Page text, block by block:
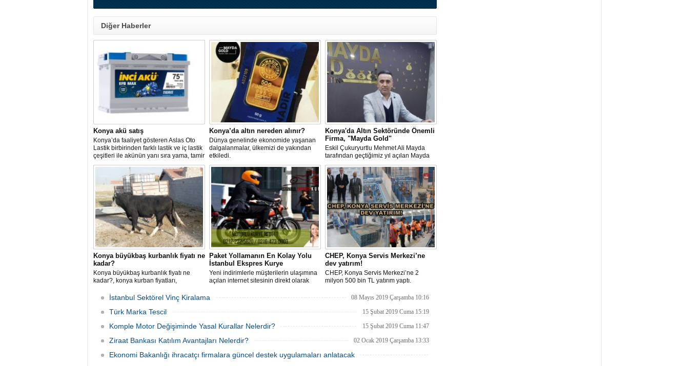
Diğer Haberler
Konya akü satış
Konya’da faaliyet gösteren Aslas Oto
Lastik birbirinden farklı lastik ve iç lastik
çeşitleri ile akünün yanı sıra yama, tamir
malzemeleriyle hizmet veriyor.
Konya’da altın nereden alınır?
Dünya genelinde ekonomide yaşanan
dalgalanmalar, ülkemizi de yakından
etkiledi.
Konya'da Altın Sektöründe Önemli
Firma, "Mayda Gold"
​​​​​​​Eskil Çukuryurtlu Mehmet Ali Mayda
tarafından geçtiğimiz yıl açılan Mayda
Gold Konya'da altın ve ziynet
eşyalarında toptan ve perakende
satışlarında önemli bir merkez haline
geldi.
Konya büyükbaş kurbanlık fiyatı ne
kadar?
Konya büyükbaş kurbanlık fiyatı ne
kadar?, konya kurban fiyatları,
kurbanlık fiyatları ne kadar? konya
kurbanlık fiyatları ne?, konya düve
fiyatları ne kadar?
Paket Yollamanın En Kolay Yolu
İstanbul Ekspres Kurye
Yeni indirimlerle müşterilerin ulaşımına
açılan internet sitesinin direkt olarak
kullanılmaya devam edilmesi
CHEP, Konya Servis Merkezi’ne
dev yatırım!
CHEP, Konya Servis Merkezi’ne 2
milyon 500 bin TL yatırım yaptı.
İstanbul Sektörel Vinç Kiralama 08 Mayıs 2019 Çarşamba 10:16
Türk Marka Tescil 15 Şubat 2019 Cuma 15:19
Komple Motor Değişiminde Yasal Kurallar Nelerdir? 15 Şubat 2019 Cuma 11:47
Ziraat Bankası Katılım Avantajları Nelerdir? 02 Ocak 2019 Çarşamba 13:33
Ekonomi Bakanlığı ihracatçı firmalara güncel destek uygulamaları anlatacak